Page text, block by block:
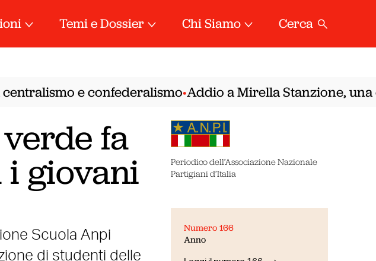
Temi e Dossier Chi Siamo Cerca
e confederalismo•Addio a Mirella Stanzione, una
fa
i giovani
Scuola Anpi
di studenti delle
Periodico dell’Associazione Nazionale
Partigiani d’Italia
Numero 166
Anno